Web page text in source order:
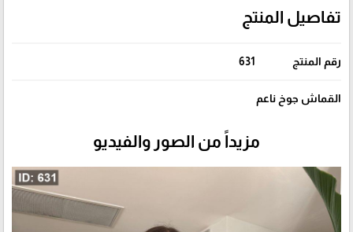
تفاصيل المنتج
رقم المنتج 631
القماش جوخ ناعم
مزيداً من الصور والفيديو